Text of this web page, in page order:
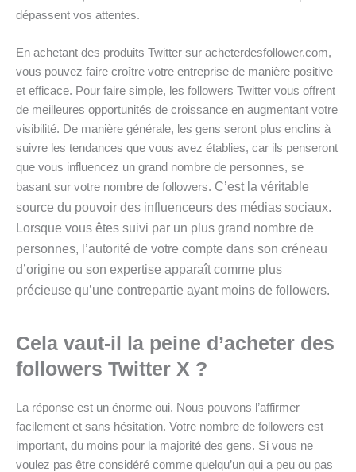
dépassent vos attentes.
En achetant des produits Twitter sur acheterdesfollower.com,
vous pouvez faire croître votre entreprise de manière positive
et efficace. Pour faire simple, les followers Twitter vous offrent
de meilleures opportunités de croissance en augmentant votre
visibilité. De manière générale, les gens seront plus enclins à
suivre les tendances que vous avez établies, car ils penseront
que vous influencez un grand nombre de personnes, se
basant sur votre nombre de followers. C’est la véritable
source du pouvoir des influenceurs des médias sociaux.
Lorsque vous êtes suivi par un plus grand nombre de
personnes, l’autorité de votre compte dans son créneau
d’origine ou son expertise apparaît comme plus
précieuse qu’une contrepartie ayant moins de followers.
Cela vaut-il la peine d’acheter des
followers Twitter X ?
La réponse est un énorme oui. Nous pouvons l’affirmer
facilement et sans hésitation. Votre nombre de followers est
important, du moins pour la majorité des gens. Si vous ne
voulez pas être considéré comme quelqu’un qui a peu ou pas